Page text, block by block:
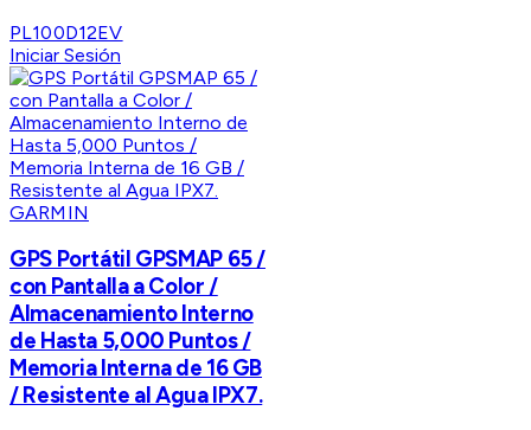
PL100D12EV
Iniciar Sesión
GARMIN
GPS Portátil GPSMAP 65 /
con Pantalla a Color /
Almacenamiento Interno
de Hasta 5,000 Puntos /
Memoria Interna de 16 GB
/ Resistente al Agua IPX7.